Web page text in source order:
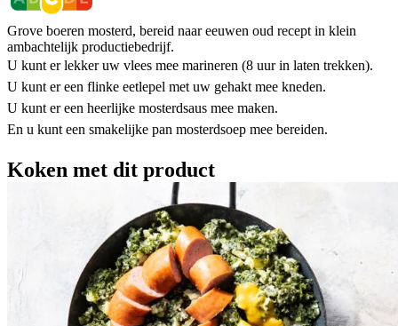
Grove boeren mosterd, bereid naar eeuwen oud recept in klein
ambachtelijk productiebedrijf.
U kunt er lekker uw vlees mee marineren (8 uur in laten trekken).
U kunt er een flinke eetlepel met uw gehakt mee kneden.
U kunt er een heerlijke mosterdsaus mee maken.
En u kunt een smakelijke pan mosterdsoep mee bereiden.
Koken met dit product